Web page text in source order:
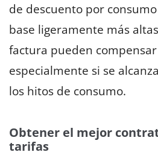
de descuento por
base ligeramente más
factura pueden
especialmente si se
los hitos de consumo.
Obtener el mejor
tarifas